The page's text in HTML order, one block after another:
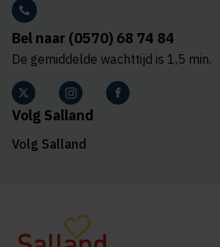
Bel naar (0570) 68 74 84
De gemiddelde wachttijd is 1,5 min.
Volg Salland
Volg Salland